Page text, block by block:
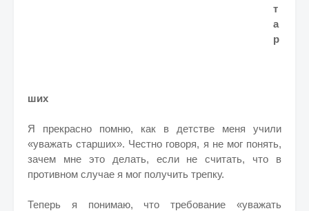
т
а
р
ших
Я прекрасно помню, как в детстве меня учили
«уважать старших». Честно говоря, я не мог понять,
зачем мне это делать, если не считать, что в
противном случае я мог получить трепку.
Теперь я понимаю, что требование «уважать